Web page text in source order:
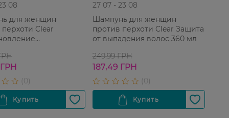
08
для женщин
Clear
волос 360 мл
27 07 - 23 08
Шампунь для женщин
против перхоти Clear Защита
от выпадения волос 360 мл
249,99 ГРН
187,49 ГРН